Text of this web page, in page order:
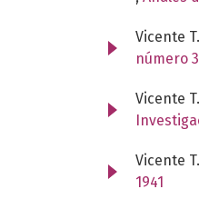
Vicente
número
Vicente
Vicente
1941